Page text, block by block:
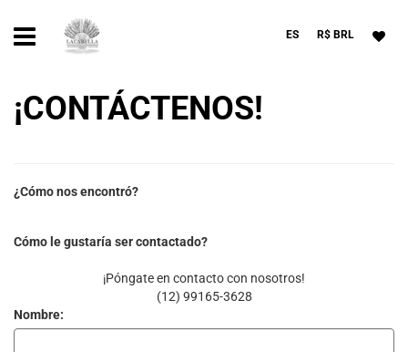
ES R$ BRL
¡CONTÁCTENOS!
¿Cómo nos encontró?
Cómo le gustaría ser contactado?
¡Póngate en contacto con nosotros!
(12) 99165-3628
Nombre: